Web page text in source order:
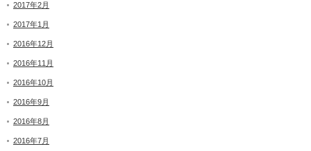
2017年2月
2017年1月
2016年12月
2016年11月
2016年10月
2016年9月
2016年8月
2016年7月